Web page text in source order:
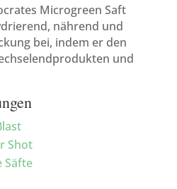
Microgreen Saft
nährend und
bei, indem er den
und
Shot
Säfte